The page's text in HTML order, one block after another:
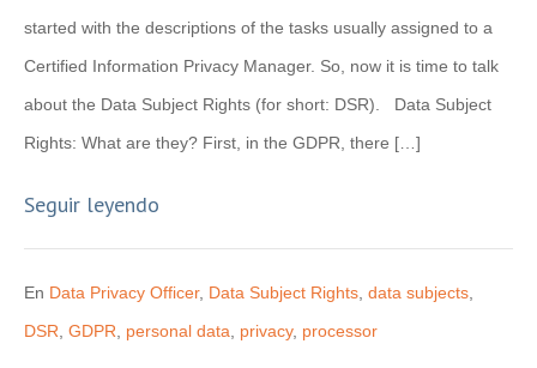
started with the descriptions of the tasks usually assigned to a
Certified Information Privacy Manager. So, now it is time to talk
about the Data Subject Rights (for short: DSR). Data Subject
Rights: What are they? First, in the GDPR, there […]
Seguir leyendo
En Data Privacy Officer, Data Subject Rights data subjects
DSR GDPR personal data privacy, processor